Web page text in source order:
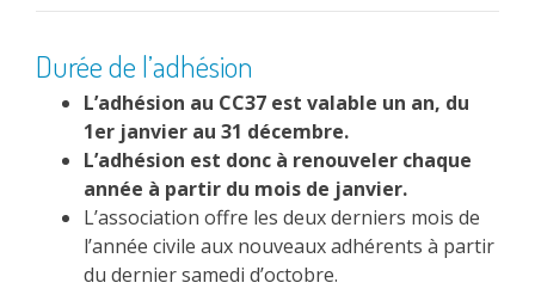
Durée de l’adhésion
L’adhésion au CC37 est valable un an, du
1er janvier au 31 décembre.
L’adhésion est donc à renouveler chaque
année à partir du mois de janvier.
L’association offre les deux derniers mois de
l’année civile aux nouveaux adhérents à partir
du dernier samedi d’octobre.